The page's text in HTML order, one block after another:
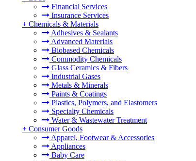
Financial Services
Insurance Services
+ Chemicals & Materials
Adhesives & Sealants
Advanced Materials
Biobased Chemicals
Commodity Chemicals
Glass Ceramics & Fibers
Industrial Gases
Metals & Minerals
Paints & Coatings
Plastics, Polymers, and Elastomers
Specialty Chemicals
Water & Wastewater Treatment
+ Consumer Goods
Apparel, Footwear & Accessories
Appliances
Baby Care